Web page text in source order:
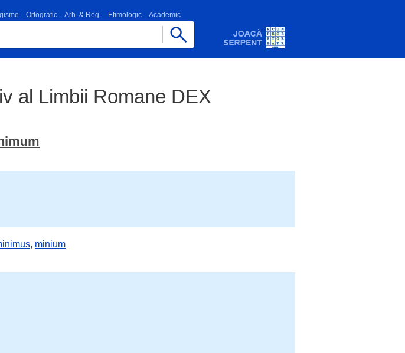
Ortografic Arh. & Reg. Etimologic Academic
al Limbii Romane DEX
, minium